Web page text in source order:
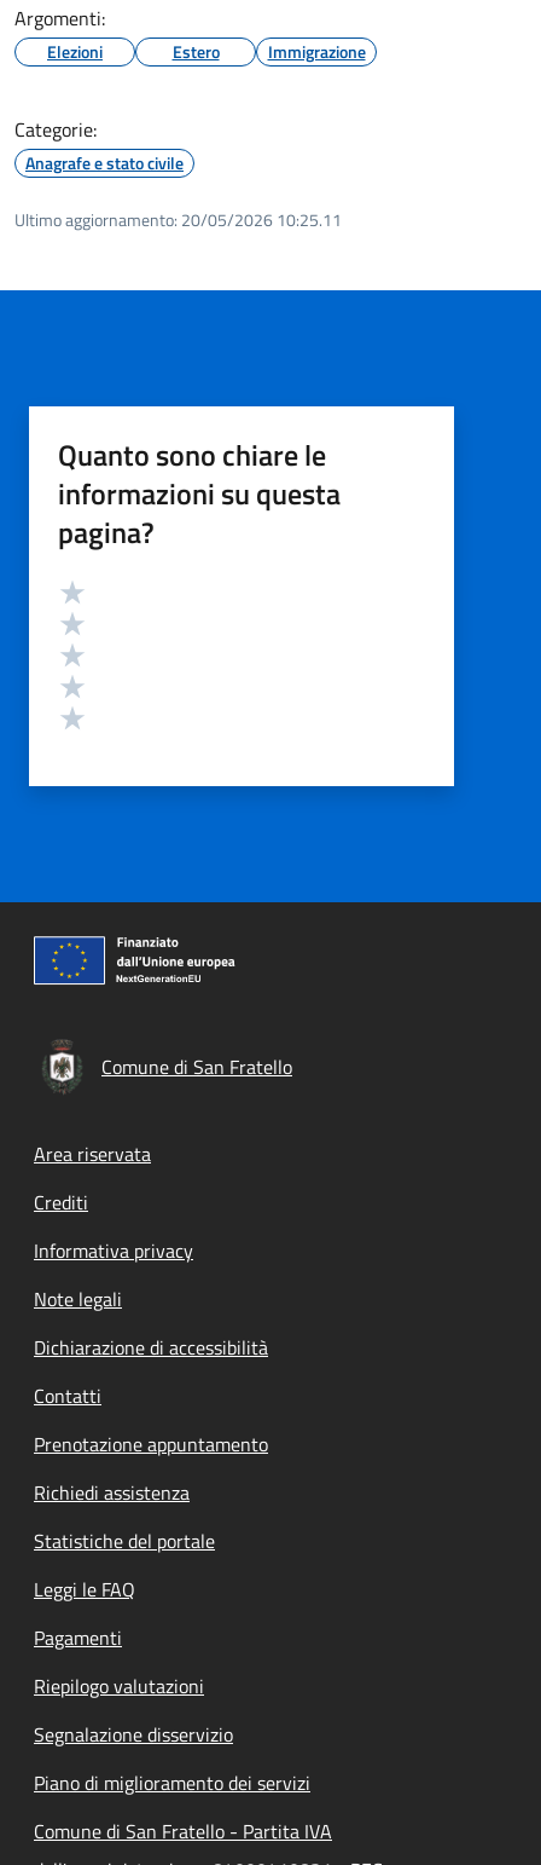
Argomenti:
Elezioni Estero Immigrazione
Categorie:
Anagrafe e stato civile
Ultimo aggiornamento: 20/05/2026 10:25.11
Quanto sono chiare le
informazioni su questa
pagina?
Valutazione
Comune di San Fratello
Footer menu
Area riservata
Crediti
Informativa privacy
Note legali
Dichiarazione di accessibilità
Contatti
Prenotazione appuntamento
Richiedi assistenza
Statistiche del portale
Leggi le FAQ
Pagamenti
Riepilogo valutazioni
Segnalazione disservizio
Piano di miglioramento dei servizi
Comune di San Fratello - Partita IVA